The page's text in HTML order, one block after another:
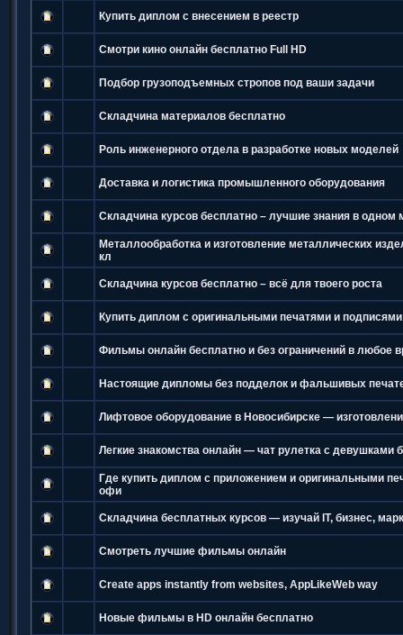
Купить диплом с внесением в реестр
Смотри кино онлайн бесплатно Full HD
Подбор грузоподъемных стропов под ваши задачи
Складчина материалов бесплатно
Роль инженерного отдела в разработке новых моделей
Доставка и логистика промышленного оборудования
Складчина курсов бесплатно – лучшие знания в одном
Металлообработка и изготовление металлических
кл
Складчина курсов бесплатно – всё для твоего роста
Купить диплом с оригинальными печатями и подписями
Фильмы онлайн бесплатно и без ограничений в любое
Настоящие дипломы без подделок и фальшивых
Лифтовое оборудование в Новосибирске —
Легкие знакомства онлайн — чат рулетка с девушками
Где купить диплом с приложением и оригинальными
офи
Складчина бесплатных курсов — изучай IT, бизнес,
Смотреть лучшие фильмы онлайн
Create apps instantly from websites, AppLikeWeb way
Новые фильмы в HD онлайн бесплатно